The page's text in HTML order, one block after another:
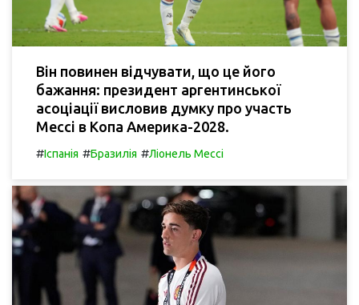
Він повинен відчувати, що це його
бажання: президент аргентинської
асоціації висловив думку про участь
Мессі в Копа Америка-2028.
#Іспанія #Бразилія #Ліонель Мессі